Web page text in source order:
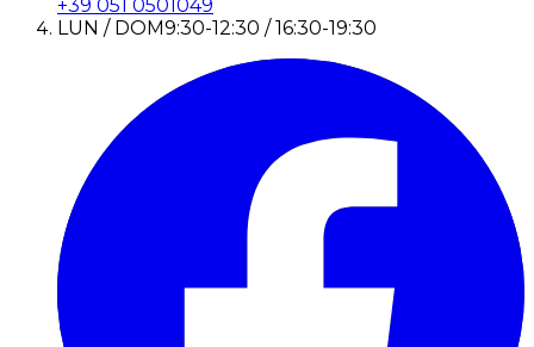
+39 051 0501049
LUN / DOM9:30-12:30 / 16:30-19:30